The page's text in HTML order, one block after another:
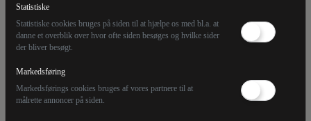
Statistiske
Statistiske cookies bruges på siden til at hjælpe os med bl.a. at
danne et overblik over hvor ofte siden besøges og hvilke sider
der bliver besøgt.
Markedsføring
Markedsførings cookies bruges af vores partnere til at
målrette annoncer på siden.
ANMELDELSE
MARC SABATIER HVIDKJÆR, STATSKUNDSKABSSTUDERENDE
Fremtidsklar: Forvirrende